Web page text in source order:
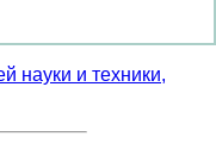
науки и техники,